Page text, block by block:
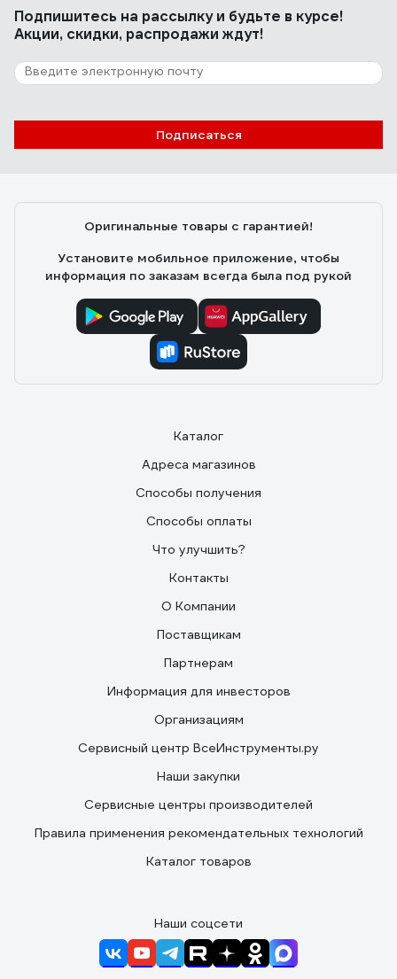
Подпишитесь на рассылкуи будьте в курсе!
Акции, скидки, распродажи ждут!
Подписаться
Оригинальные товары с гарантией!
Установите мобильное приложение, чтобы
информация по заказам всегда была под рукой
Каталог
Адреса магазинов
Способы получения
Способы оплаты
Что улучшить?
Контакты
О Компании
Поставщикам
Партнерам
Информация для инвесторов
Организациям
Сервисный центр ВсеИнструменты.ру
Наши закупки
Сервисные центры производителей
Правила применения рекомендательных технологий
Каталог товаров
Наши соцсети